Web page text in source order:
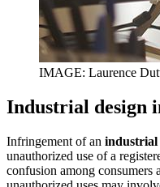
IMAGE: Laurence
Industrial design
Infringement of an industrial
unauthorized use of a
confusion among consumers